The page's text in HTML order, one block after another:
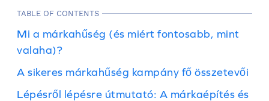
TABLE OF CONTENTS
Mi a márkahűség (és miért fontosabb, mint
valaha)?
A sikeres márkahűség kampány fő összetevői
Lépésről lépésre útmutató: A márkaépítés és